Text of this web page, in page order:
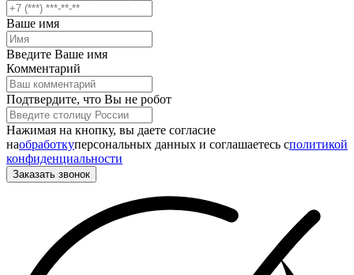
Ваше имя
Введите Ваше имя
Комментарий
Подтвердите, что Вы не робот
Нажимая на кнопку, вы даете согласие
наобработкуперсональных данных и соглашаетесь cполитикой
конфиденциальности
Заказать звонок